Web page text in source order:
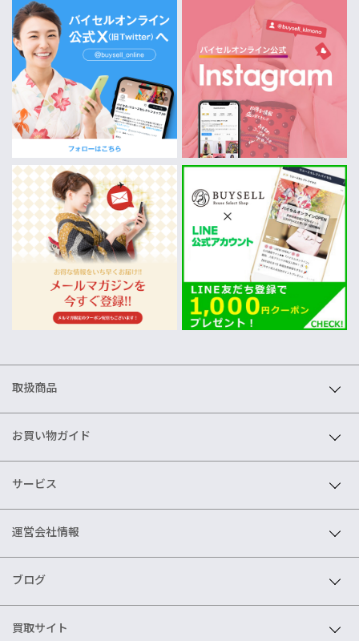
取扱商品
お買い物ガイド
サービス
運営会社情報
ブログ
買取サイト